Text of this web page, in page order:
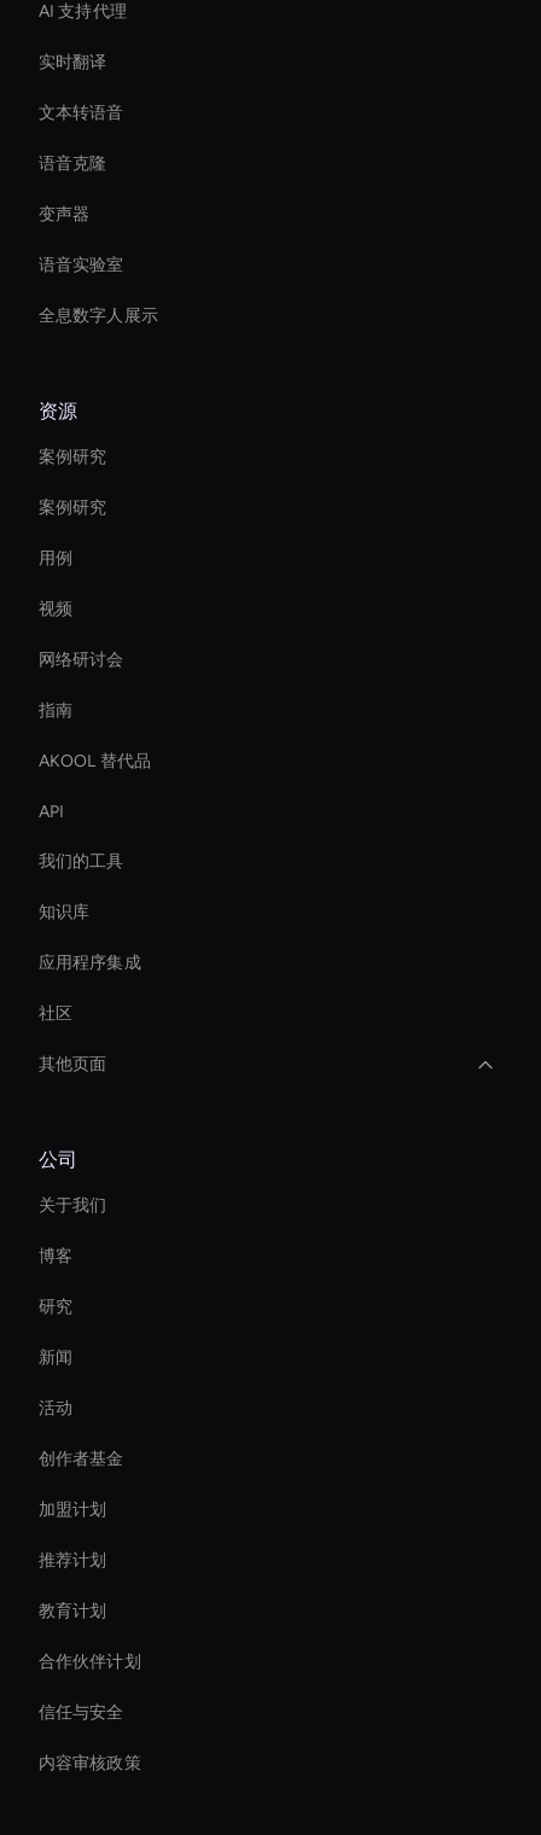
AI 支持代理
实时翻译
文本转语音
语音克隆
变声器
语音实验室
全息数字人展示
资源
案例研究
案例研究
用例
视频
网络研讨会
指南
AKOOL 替代品
API
我们的工具
知识库
应用程序集成
社区
其他页面
AI 视频过渡制作器
即时创建 AI 头像
AI 视频对象移除器
Interactive Ai Assistant For Websites
Ai Avatar For Zoom Meetings
Virtual Assistant For Business
Virtual Spokesperson For Branding
公司
关于我们
博客
研究
新闻
活动
创作者基金
加盟计划
推荐计划
教育计划
合作伙伴计划
信任与安全
内容审核政策